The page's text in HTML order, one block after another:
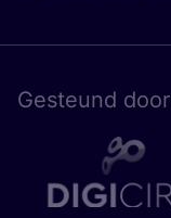
Gesteund door